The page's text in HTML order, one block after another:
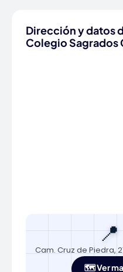
Dirección y datos
Colegio Sagrados
📍
Cam. Cruz de Piedra,
🗺️ Ver